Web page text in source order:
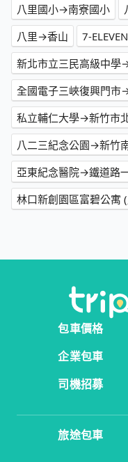
八里國小→南寮國小
八里→香山
7-
新北市立三民高級中
全國電子三峽復興門市
私立輔仁大學→新竹市
八二三紀念公園→新竹
亞東紀念醫院→鐵道路
林口新創園區富碧公寓
包車價格
企業包車
司機招募
旅途包車